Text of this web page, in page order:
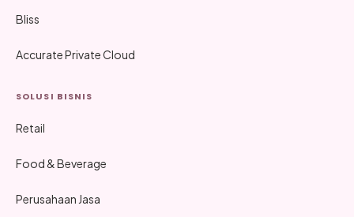
Bliss
Accurate Private Cloud
SOLUSI BISNIS
Retail
Food & Beverage
Perusahaan Jasa